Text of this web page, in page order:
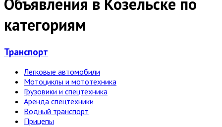
категориям
Транспорт
Легковые автомобили
Мотоциклы и мототехника
Грузовики и спецтехника
Аренда спецтехники
Водный транспорт
Прицепы